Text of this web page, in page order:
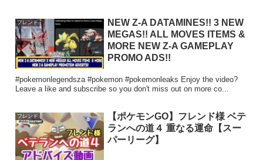
フレンド
NEW Z-A DATAMINES!! 3 NEW
MEGAS!! ALL MOVES ITEMS &
MORE NEW Z-A GAMEPLAY
PROMO ADS!!
#pokemonlegendsza #pokemon #pokemonleaks Enjoy the video?
Leave a like and subscribe so you don't miss out on more co...
フレンド
【ポケモンGO】フレンド様 ベテ
ランへの道４ 重なる運命【スー
パーリーグ】